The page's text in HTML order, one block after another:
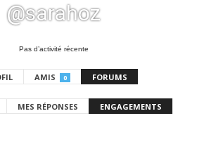
@sarahoz
Pas d’activité récente
AMIS 0 FORUMS
MES RÉPONSES ENGAGEMENTS